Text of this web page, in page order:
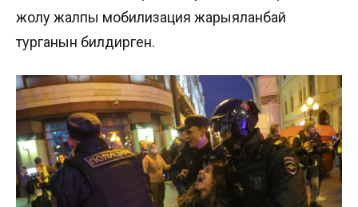
жолу жалпы мобилизация жарыяланбай
турганын билдирген.